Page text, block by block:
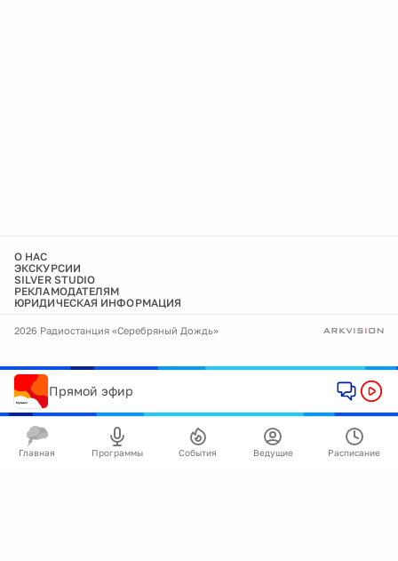
О НАС
ЭКСКУРСИИ
SILVER STUDIO
РЕКЛАМОДАТЕЛЯМ
ЮРИДИЧЕСКАЯ ИНФОРМАЦИЯ
2026 Радиостанция «Серебряный Дождь»
Прямой эфир
Главная Программы События Ведущие Расписание